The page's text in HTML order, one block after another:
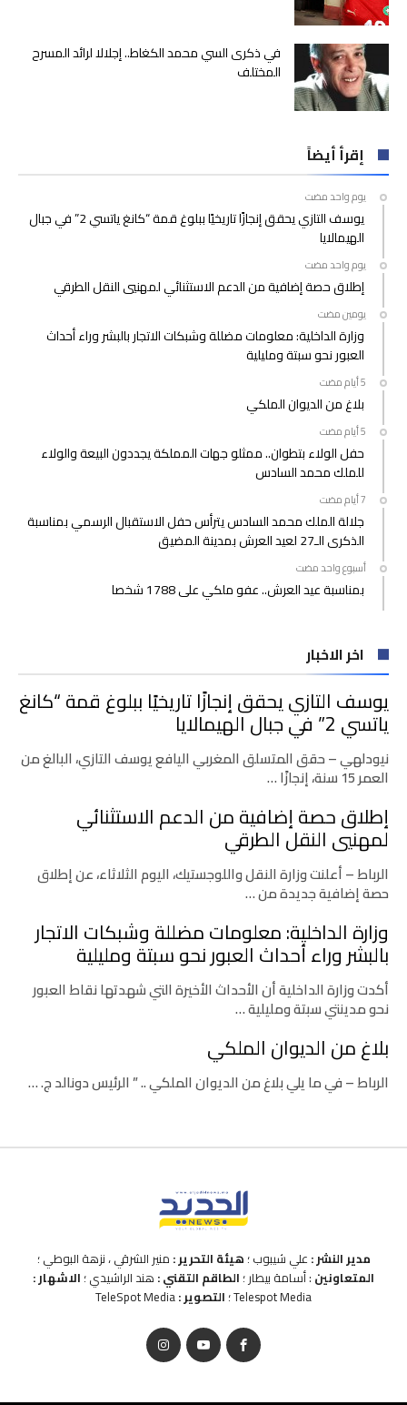
في ذكرى السي محمد الكغاط.. إجلالا لرائد المسرح
المختلف
إقرأ أيضاً
‫‫‫‏‫يوم واحد مضت‬
يوسف التازي يحقق إنجازًا تاريخيًا ببلوغ قمة “كانغ ياتسي 2” في جبال
الهيمالايا
‫‫‫‏‫يوم واحد مضت‬
إطلاق حصة إضافية من الدعم الاستثنائي لمهنيي النقل الطرقي
‫‫‫‏‫يومين مضت‬
وزارة الداخلية: معلومات مضللة وشبكات الاتجار بالبشر وراء أحداث
العبور نحو سبتة ومليلية
بلاغ من الديوان الملكي
حفل الولاء بتطوان.. ممثلو جهات المملكة يجددون البيعة والولاء
للملك محمد السادس
جلالة الملك محمد السادس يترأس حفل الاستقبال الرسمي بمناسبة
الذكرى الـ27 لعيد العرش بمدينة المضيق
‫‫‫‏‫أسبوع واحد مضت‬
بمناسبة عيد العرش.. عفو ملكي على 1788 شخصا
اخر الاخبار
يوسف التازي يحقق إنجازًا تاريخيًا ببلوغ قمة “كانغ
ياتسي 2” في جبال الهيمالايا
نيودلهي – حقق المتسلق المغربي اليافع يوسف التازي، البالغ من
العمر 15 سنة، إنجازًا …
إطلاق حصة إضافية من الدعم الاستثنائي
لمهنيي النقل الطرقي
الرباط – أعلنت وزارة النقل واللوجستيك، اليوم الثلاثاء، عن إطلاق
حصة إضافية جديدة من …
وزارة الداخلية: معلومات مضللة وشبكات الاتجار
بالبشر وراء أحداث العبور نحو سبتة ومليلية
أكدت وزارة الداخلية أن الأحداث الأخيرة التي شهدتها نقاط العبور
نحو مدينتي سبتة ومليلية …
بلاغ من الديوان الملكي
الرباط – في ما يلي بلاغ من الديوان الملكي .. ” الرئيس دونالد ج. …
مدير النشر : علي شيبوب ؛ هيئة التحرير : منير الشرقي ، نزهة البوطي ؛
المتعاونين : أسامة بيطار ؛ الطاقم التقني : هند الراشيدي ؛ الاشهار :
Telespot Media ؛ التصوير :TeleSpot Media